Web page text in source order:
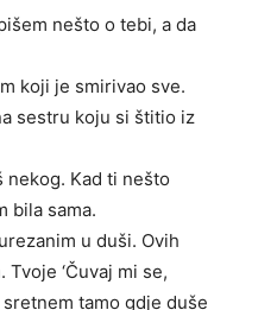
nešto o tebi, a da
koji je smirivao sve.
sestru koju si štitio iz
nekog. Kad ti nešto
bila sama.
u duši. Ovih
‘Čuvaj mi se,
tamo gdje duše